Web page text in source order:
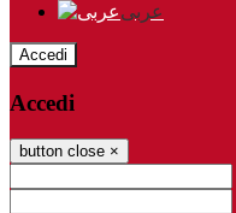
عربى
Accedi
Accedi
button close ×